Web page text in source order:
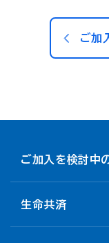
ご加
ご加入を検討中
生命共済